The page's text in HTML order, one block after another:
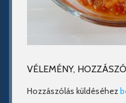
VÉLEMÉNY,
Hozzászólás küldéséhez